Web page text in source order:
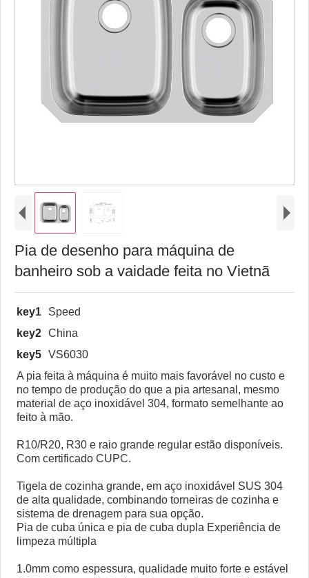
Pia de desenho para máquina de
banheiro sob a vaidade feita no Vietnã
key1
Speed
key2 China
key5 VS6030
A pia feita à máquina é muito mais favorável no custo e
no tempo de produção do que a pia artesanal, mesmo
material de aço inoxidável 304, formato semelhante ao
feito à mão.
R10/R20, R30 e raio grande regular estão disponíveis.
Com certificado CUPC.
Tigela de cozinha grande, em aço inoxidável SUS 304
de alta qualidade, combinando torneiras de cozinha e
sistema de drenagem para sua opção.
Pia de cuba única e pia de cuba dupla Experiência de
limpeza múltipla
1.0mm como espessura, qualidade muito forte e estável